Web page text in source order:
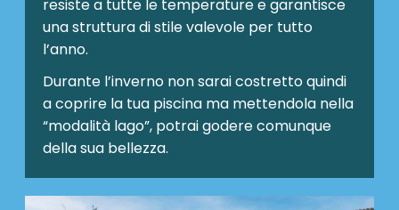
resiste a tutte le temperature e garantisce
una struttura di stile valevole per tutto
l’anno.
Durante l’inverno non sarai costretto quindi
a coprire la tua piscina ma mettendola nella
“modalità lago”, potrai godere comunque
della sua bellezza.